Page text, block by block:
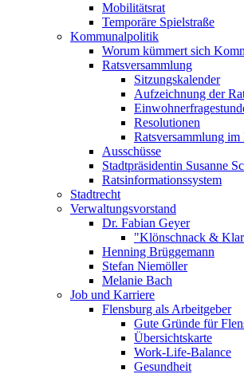
Mobilitätsrat
Temporäre Spielstraße
Kommunalpolitik
Worum kümmert sich
Ratsversammlung
Sitzungskalender
Aufzeichnung der
Resolutionen
Ratsversammlung
Ausschüsse
Stadtpräsidentin Susanne
Ratsinformationssystem
Stadtrecht
Verwaltungsvorstand
Dr. Fabian Geyer
"Klönschnack &
Henning Brüggemann
Stefan Niemöller
Melanie Bach
Job und Karriere
Flensburg als Arbeitgeber
Gute Gründe für
Übersichtskarte
Work-Life-Balance
Gesundheit